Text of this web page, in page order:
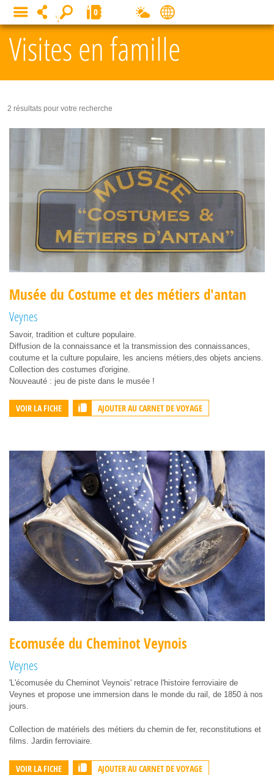
Visites en famille
2 résultats pour votre recherche
Musée du Costume et des métiers d'antan
Veynes
Savoir, tradition et culture populaire.
Diffusion de la connaissance et la transmission des connaissances,
coutume et la culture populaire, les anciens métiers,des objets anciens.
Collection des costumes d'origine.
Nouveauté : jeu de piste dans le musée !
VOIR LA FICHE AJOUTER AU CARNET DE VOYAGE
Ecomusée du Cheminot Veynois
Veynes
'L'écomusée du Cheminot Veynois' retrace l'histoire ferroviaire de
Veynes et propose une immersion dans le monde du rail, de 1850 à nos
jours.
Collection de matériels des métiers du chemin de fer, reconstitutions et
films. Jardin ferroviaire.
VOIR LA FICHE AJOUTER AU CARNET DE VOYAGE
MENU 0
Panneau de gestion des cookies